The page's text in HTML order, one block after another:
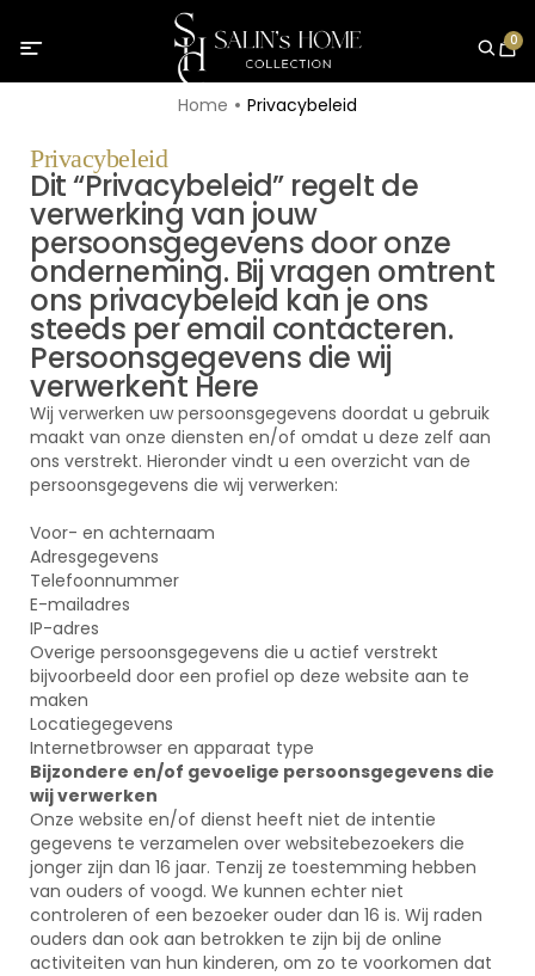
0
Home Privacybeleid
Privacybeleid
Dit “Privacybeleid” regelt de
verwerking van jouw
persoonsgegevens door onze
onderneming. Bij vragen omtrent
ons privacybeleid kan je ons
steeds per email contacteren.
Persoonsgegevens die wij
verwerkent Here
Wij verwerken uw persoonsgegevens doordat u gebruik
maakt van onze diensten en/of omdat u deze zelf aan
ons verstrekt. Hieronder vindt u een overzicht van de
persoonsgegevens die wij verwerken:
Voor- en achternaam
Adresgegevens
Telefoonnummer
E-mailadres
IP-adres
Overige persoonsgegevens die u actief verstrekt
bijvoorbeeld door een profiel op deze website aan te
maken
Locatiegegevens
Internetbrowser en apparaat type
Bijzondere en/of gevoelige persoonsgegevens die
wij verwerken
Onze website en/of dienst heeft niet de intentie
gegevens te verzamelen over websitebezoekers die
jonger zijn dan 16 jaar. Tenzij ze toestemming hebben
van ouders of voogd. We kunnen echter niet
controleren of een bezoeker ouder dan 16 is. Wij raden
ouders dan ook aan betrokken te zijn bij de online
activiteiten van hun kinderen, om zo te voorkomen dat